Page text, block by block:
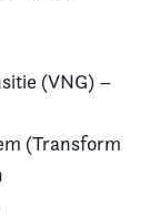
(VNG) –
(Transform